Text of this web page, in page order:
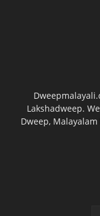
Lakshadweep.
Dweep,